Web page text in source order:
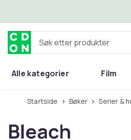
Søk etter produkter
Alle kategorier Film
Startside Bøker Serier &
Bleach